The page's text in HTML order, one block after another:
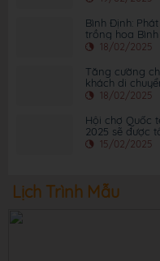
Bình Định:
trồng hoa
18/02/2025
Tăng cường
khách di
Định18/02/2025
Hội chợ Quốc
2025 sẽ được
tháng 3 năm
15/02/2025
Lịch Trình Mẫu